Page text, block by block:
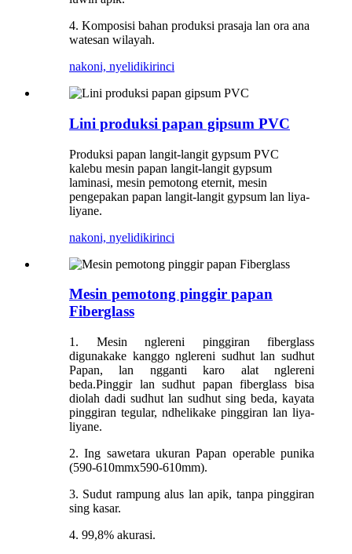
4. Komposisi bahan produksi prasaja lan ora ana
watesan wilayah.
nakoni, nyelidikirinci
Lini produksi papan gipsum PVC
Produksi papan langit-langit gypsum PVC
kalebu mesin papan langit-langit gypsum
laminasi, mesin pemotong eternit, mesin
pengepakan papan langit-langit gypsum lan liya-
liyane.
nakoni, nyelidikirinci
Mesin pemotong pinggir papan
Fiberglass
1. Mesin nglereni pinggiran fiberglass
digunakake kanggo nglereni sudhut lan sudhut
Papan, lan ngganti karo alat nglereni
beda.Pinggir lan sudhut papan fiberglass bisa
diolah dadi sudhut lan sudhut sing beda, kayata
pinggiran tegular, ndhelikake pinggiran lan liya-
liyane.
2. Ing sawetara ukuran Papan operable punika
(590-610mmx590-610mm).
3. Sudut rampung alus lan apik, tanpa pinggiran
sing kasar.
4. 99,8% akurasi.